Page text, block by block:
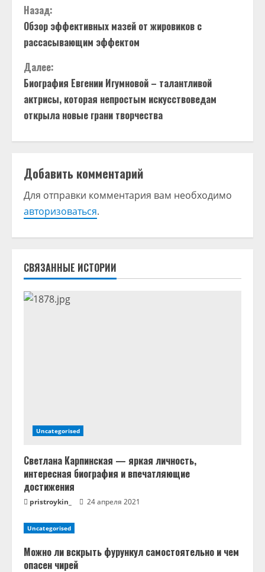
П
р
о
д
о
л
ж
и
т
ь
ч
т
Назад:
Обзор эффективных мазей от жировиков с
рассасывающим эффектом
Далее:
Биография Евгении Игумновой – талантливой
актрисы, которая непростым искусствоведам
открыла новые грани творчества
Добавить комментарий
Для отправки комментария вам необходимо
авторизоваться.
СВЯЗАННЫЕ ИСТОРИИ
Uncategorised
Светлана Карпинская — яркая личность,
интересная биография и впечатляющие
достижения
pristroykin_ 24 апреля 2021
Uncategorised
Можно ли вскрыть фурункул самостоятельно и чем
опасен чирей